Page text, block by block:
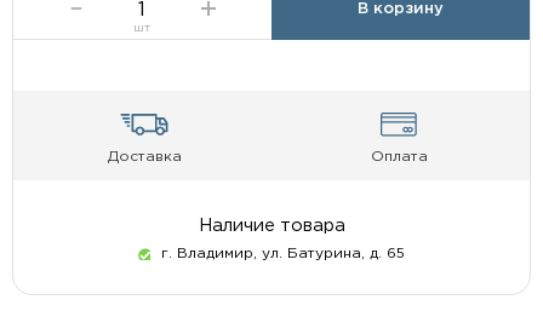
шт
В корзину
Доставка Оплата
Наличие товара
г. Владимир, ул. Батурина, д. 65